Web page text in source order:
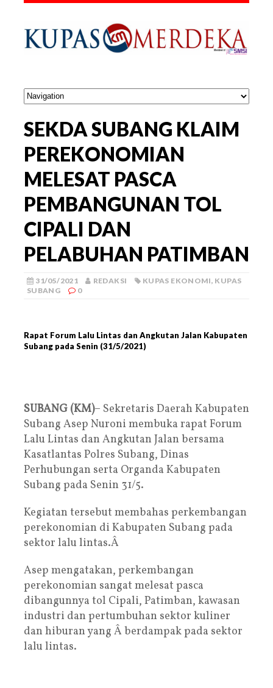
SEKDA SUBANG KLAIM
PEREKONOMIAN
MELESAT PASCA
PEMBANGUNAN TOL
CIPALI DAN
PELABUHAN PATIMBAN
31/05/2021 REDAKSI KUPAS EKONOMI, KUPAS
SUBANG
0
Rapat Forum Lalu Lintas dan Angkutan Jalan Kabupaten
Subang pada Senin (31/5/2021)
SUBANG (KM)– Sekretaris Daerah Kabupaten
Subang Asep Nuroni membuka rapat Forum
Lalu Lintas dan Angkutan Jalan bersama
Kasatlantas Polres Subang, Dinas
Perhubungan serta Organda Kabupaten
Subang pada Senin 31/5.
Kegiatan tersebut membahas perkembangan
perekonomian di Kabupaten Subang pada
sektor lalu lintas.Â
Asep mengatakan, perkembangan
perekonomian sangat melesat pasca
dibangunnya tol Cipali, Patimban, kawasan
industri dan pertumbuhan sektor kuliner
dan hiburan yang Â berdampak pada sektor
lalu lintas.